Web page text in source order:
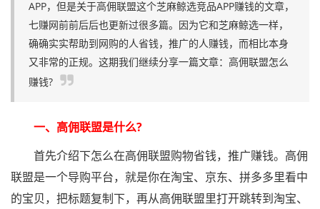
APP，但是关于高佣联盟这个芝麻鲸选竞品APP赚钱的文章，
七赚网前前后后也更新过很多篇。因为它和芝麻鲸选一样，
确确实实帮助到网购的人省钱，推广的人赚钱，而相比本身
又非常的正规。这期我们继续分享一篇文章：高佣联盟怎么
赚钱?
一、高佣联盟是什么?
首先介绍下怎么在高佣联盟购物省钱，推广赚钱。高佣
联盟是一个导购平台，就是你在淘宝、京东、拼多多里看中
的宝贝，把标题复制下，再从高佣联盟里打开跳转到淘宝、